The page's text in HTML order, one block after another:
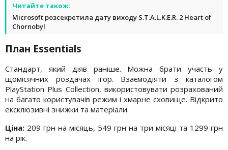
Читайте також:
Microsoft розсекретила дату виходу S.T.A.L.K.E.R. 2 Heart of
Chornobyl
План Essentials
Стандарт, який діяв раніше. Можна брати участь у
щомісячних роздачах ігор. Взаємодіяти з каталогом
PlayStation Plus Collection, використовувати розрахований
на багато користувачів режим і хмарне сховище. Відкрито
ексклюзивні знижки та матеріали.
Ціна: 209 грн на місяць, 549 грн на три місяці та 1299 грн
на рік.